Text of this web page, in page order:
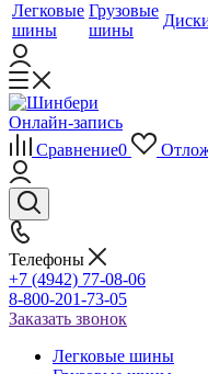
Легковые
шины
Грузовые
шины
Онлайн-запись
Сравнение0
Телефоны
+7 (4942) 77-08-06
8-800-201-73-05
Заказать звонок
Легковые шины